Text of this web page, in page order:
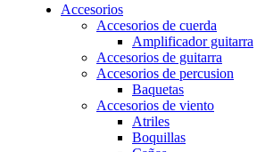
Accesorios
Accesorios de cuerda
Amplificador guitarra
Accesorios de guitarra
Accesorios de percusion
Baquetas
Accesorios de viento
Atriles
Boquillas